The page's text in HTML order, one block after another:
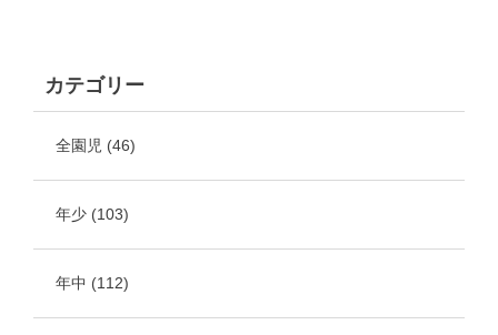
カテゴリー
全園児 (46)
年少 (103)
年中 (112)